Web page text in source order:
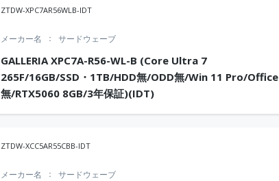
ZTDW-XPC7AR56WLB-IDT
GALLERIA XPC7A-R56-WL-B (Core Ultra 7
265F/16GB/SSD・1TB/HDD無/ODD無/Win 11 Pro/Office
無/RTX5060 8GB/3年保証)(IDT)
メーカー名 サードウェーブ
ZTDW-XCC5AR55CBB-IDT
メーカー名 サードウェーブ